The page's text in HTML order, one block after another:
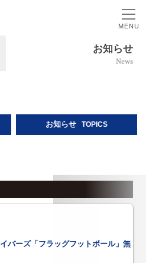
MENU
お知らせ
News
お知らせ TOPICS
バーズ「フラッグフットボール」無